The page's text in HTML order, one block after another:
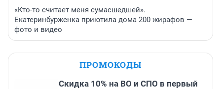
«Кто-то считает меня сумасшедшей».
Екатеринбурженка приютила дома 200 жирафов —
фото и видео
ПРОМОКОДЫ
Скидка 10% на ВО и СПО в первый